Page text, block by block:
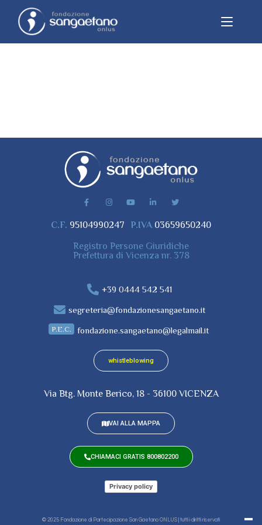
C.F. 95104990247 P.IVA03659650240
Registro Persone Giuridiche
Prefettura di Vicenza nr. 378
+39 0444 542 541
segreteria@fondazionesangaetano.it
fondazione.sangaetano@legalmail.it
P.E.C.
whistleblowing
Via Btg. Monte Berico, 18 - 36100 VICENZA
VAI ALLA MAPPA
CHIAMACI GRATIS 800802200
Privacy policy
© 2025 Fondazione di Partecipazione San Gaetano ONLUS | tutti i diritti riservati